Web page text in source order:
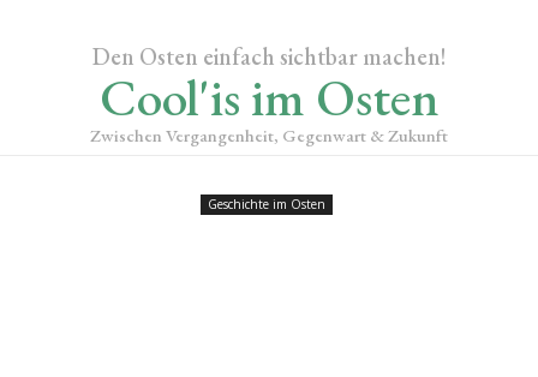
Den Osten einfach sichtbar machen!
Cool'is im Osten
Zwischen Vergangenheit, Gegenwart & Zukunft
Geschichte im Osten